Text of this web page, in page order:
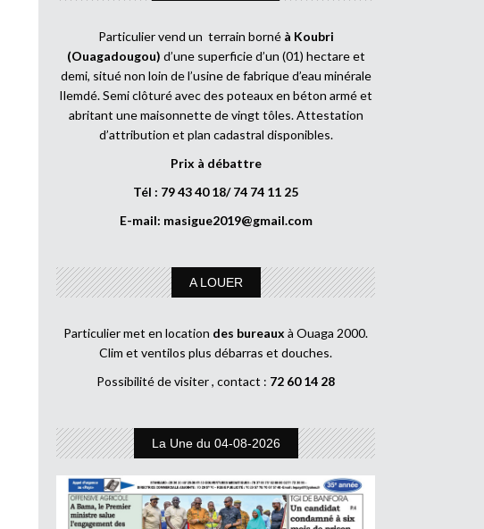
Particulier vend un terrain borné à Koubri
(Ouagadougou) d’une superficie d’un (01) hectare et
demi, situé non loin de l’usine de fabrique d’eau minérale
Ilemdé. Semi clôturé avec des poteaux en béton armé et
abritant une maisonnette de vingt tôles. Attestation
d’attribution et plan cadastral disponibles.
Prix à débattre
Tél : 79 43 40 18/ 74 74 11 25
E-mail: masigue2019@gmail.com
A LOUER
Particulier met en location des bureaux à Ouaga 2000.
Clim et ventilos plus débarras et douches.
Possibilité de visiter , contact : 72 60 14 28
La Une du 04-08-2026